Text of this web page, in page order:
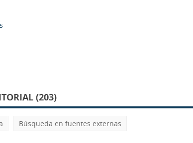
(203)
Búsqueda en fuentes externas